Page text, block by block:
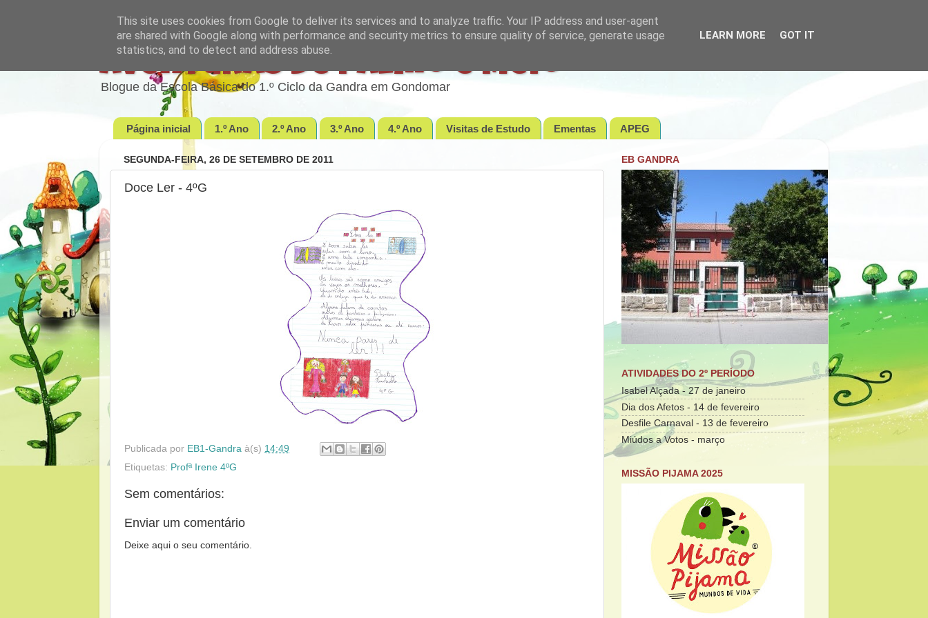
Aventuras de Palmo e Meio
Blogue da Escola Básica do 1.º Ciclo da Gandra em Gondomar
Página inicial 1.º Ano 2.º Ano 3.º Ano 4.º Ano Visitas de Estudo Ementas APEG
SEGUNDA-FEIRA, 26 DE SETEMBRO DE 2011
Doce Ler - 4ºG
Publicada por EB1-Gandra à(s) 14:49
Etiquetas: Profª Irene 4ºG
Sem comentários:
Enviar um comentário
Deixe aqui o seu comentário.
EB GANDRA
ATIVIDADES DO 2º PERÍODO
Isabel Alçada - 27 de janeiro
Dia dos Afetos - 14 de fevereiro
Desfile Carnaval - 13 de fevereiro
Miúdos a Votos - março
MISSÃO PIJAMA 2025
This site uses cookies from Google to deliver its services and to analyze traffic. Your IP address and user-agent
are shared with Google along with performance and security metrics to ensure quality of service, generate usage
statistics, and to detect and address abuse.
LEARN MORE GOT IT